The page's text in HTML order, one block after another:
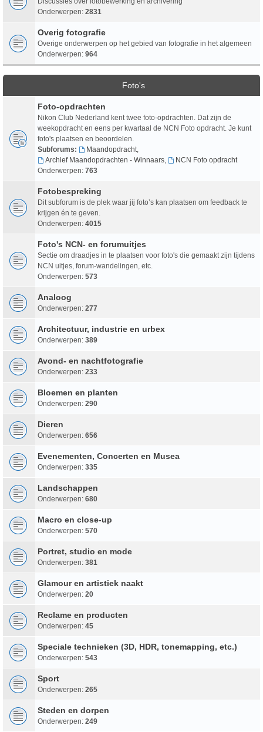
Onderwerpen: 2831
Overig fotografie
Overige onderwerpen op het gebied van fotografie in het algemeen
Onderwerpen: 964
Foto's
Foto-opdrachten
Nikon Club Nederland kent twee foto-opdrachten. Dat zijn de
weekopdracht en eens per kwartaal de NCN Foto opdracht. Je kunt
foto's plaatsen en beoordelen.
Subforums:
Maandopdracht,
Archief Maandopdrachten - Winnaars,
NCN Foto opdracht
Onderwerpen: 763
Fotobespreking
Dit subforum is de plek waar jij foto’s kan plaatsen om feedback te
krijgen én te geven.
Onderwerpen: 4015
Foto's NCN- en forumuitjes
Sectie om draadjes in te plaatsen voor foto's die gemaakt zijn tijdens
NCN uitjes, forum-wandelingen, etc.
Onderwerpen: 573
Analoog
Onderwerpen: 277
Architectuur, industrie en urbex
Onderwerpen: 389
Avond- en nachtfotografie
Onderwerpen: 233
Bloemen en planten
Onderwerpen: 290
Dieren
Onderwerpen: 656
Evenementen, Concerten en Musea
Onderwerpen: 335
Landschappen
Onderwerpen: 680
Macro en close-up
Onderwerpen: 570
Portret, studio en mode
Onderwerpen: 381
Glamour en artistiek naakt
Onderwerpen: 20
Reclame en producten
Onderwerpen: 45
Speciale technieken (3D, HDR, tonemapping, etc.)
Onderwerpen: 543
Sport
Onderwerpen: 265
Steden en dorpen
Onderwerpen: 249